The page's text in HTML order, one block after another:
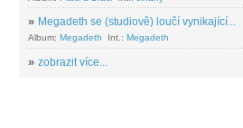
» Megadeth se (studiově) loučí vynikající...
Album: Megadeth Int.: Megadeth
» zobrazit více...